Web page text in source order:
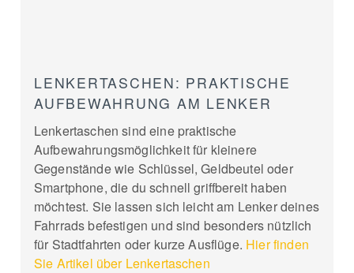
LENKERTASCHEN: PRAKTISCHE
AUFBEWAHRUNG AM LENKER
Lenkertaschen sind eine praktische
Aufbewahrungsmöglichkeit für kleinere
Gegenstände wie Schlüssel, Geldbeutel oder
Smartphone, die du schnell griffbereit haben
möchtest. Sie lassen sich leicht am Lenker deines
Fahrrads befestigen und sind besonders nützlich
für Stadtfahrten oder kurze Ausflüge. Hier finden
Sie Artikel über Lenkertaschen